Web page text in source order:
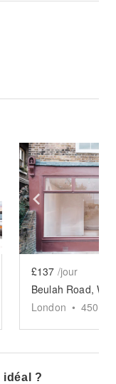
Show next slide
Show
£137 /jour
London • 450
idéal ?